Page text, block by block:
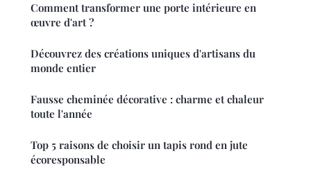
Comment transformer une porte intérieure en
œuvre d'art ?
Découvrez des créations uniques d'artisans du
monde entier
Fausse cheminée décorative : charme et chaleur
toute l'année
Top 5 raisons de choisir un tapis rond en jute
écoresponsable